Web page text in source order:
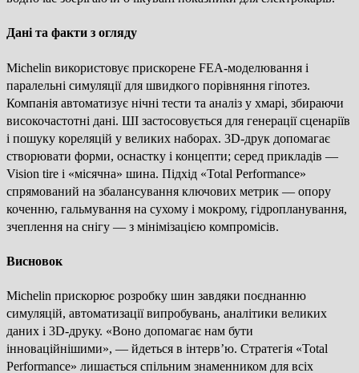
Дані та факти з огляду
Michelin використовує прискорене FEA-моделювання і
паралельні симуляції для швидкого порівняння гіпотез.
Компанія автоматизує нічні тести та аналіз у хмарі, збираючи
високочастотні дані. ШІ застосовується для генерації сценаріїв
і пошуку кореляцій у великих наборах. 3D-друк допомагає
створювати форми, оснастку і концепти; серед прикладів —
Vision tire і «місячна» шина. Підхід «Total Performance»
спрямований на збалансування ключових метрик — опору
коченню, гальмування на сухому і мокрому, гідропланування,
зчеплення на снігу — з мінімізацією компромісів.
Висновок
Michelin прискорює розробку шин завдяки поєднанню
симуляцій, автоматизації випробувань, аналітики великих
даних і 3D-друку. «Воно допомагає нам бути
інноваційнішими», — йдеться в інтерв’ю. Стратегія «Total
Performance» лишається спільним знаменником для всіх